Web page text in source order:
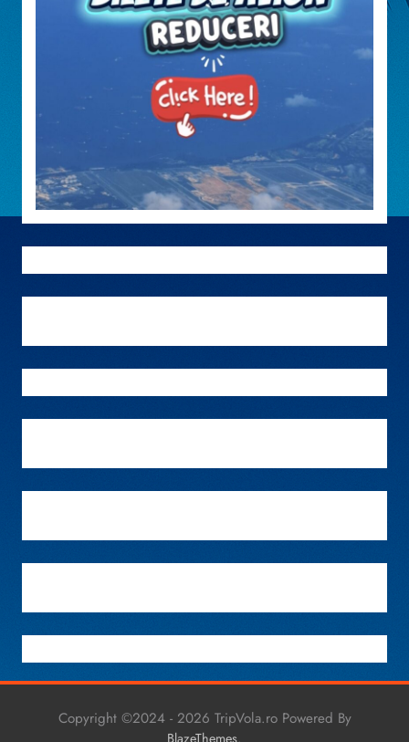
Copyright ©2024 - 2026 TripVola.ro Powered By
BlazeThemes